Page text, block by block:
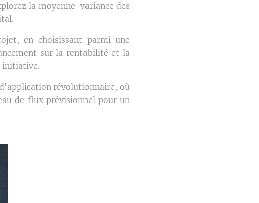
la moyenne-variance des
en choisissant parmi une
sur la rentabilité et la
initiative.
révolutionnaire, où
de flux prévisionnel pour un